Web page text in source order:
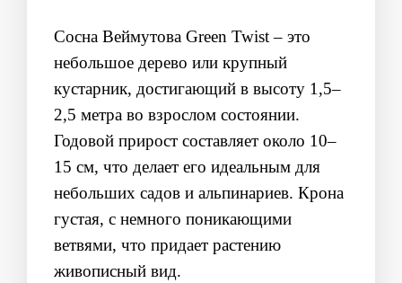
Сосна Веймутова Green Twist – это
небольшое дерево или крупный
кустарник, достигающий в высоту 1,5–
2,5 метра во взрослом состоянии.
Годовой прирост составляет около 10–
15 см, что делает его идеальным для
небольших садов и альпинариев. Крона
густая, с немного поникающими
ветвями, что придает растению
живописный вид.